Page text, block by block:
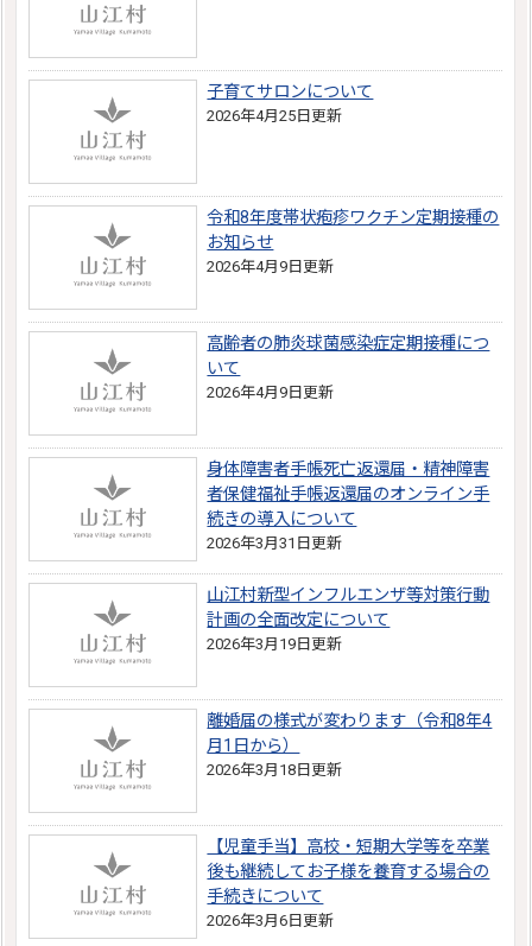
子育てサロンについて
2026年4月25日更新
令和8年度帯状疱疹ワクチン定期接種の
お知らせ
2026年4月9日更新
高齢者の肺炎球菌感染症定期接種につ
いて
2026年4月9日更新
身体障害者手帳死亡返還届・精神障害
者保健福祉手帳返還届のオンライン手
続きの導入について
2026年3月31日更新
山江村新型インフルエンザ等対策行動
計画の全面改定について
2026年3月19日更新
離婚届の様式が変わります（令和8年4
月1日から）
2026年3月18日更新
【児童手当】高校・短期大学等を卒業
後も継続してお子様を養育する場合の
手続きについて
2026年3月6日更新